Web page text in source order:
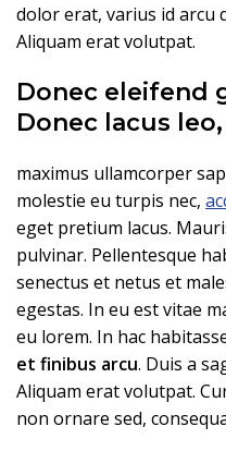
dolor erat, varius id arcu
Aliquam erat volutpat.
Donec eleifend
Donec lacus
maximus ullamcorper
molestie eu turpis nec,
eget pretium lacus.
pulvinar. Pellentesque
senectus et netus et
egestas. In eu est vitae
eu lorem. In hac
et finibus arcu. Duis a
Aliquam erat volutpat.
non ornare sed,